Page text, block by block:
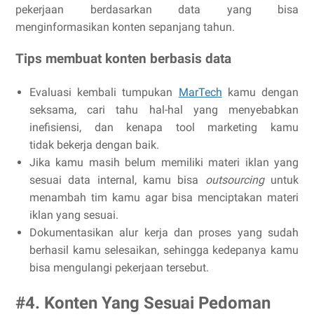
pekerjaan berdasarkan data yang bisa
menginformasikan konten sepanjang tahun.
Tips membuat konten berbasis data
Evaluasi kembali tumpukan MarTech kamu dengan
seksama, cari tahu hal-hal yang menyebabkan
inefisiensi, dan kenapa tool marketing kamu
tidak bekerja dengan baik.
Jika kamu masih belum memiliki materi iklan yang
sesuai data internal, kamu bisa outsourcing untuk
menambah tim kamu agar bisa menciptakan materi
iklan yang sesuai.
Dokumentasikan alur kerja dan proses yang sudah
berhasil kamu selesaikan, sehingga kedepanya kamu
bisa mengulangi pekerjaan tersebut.
#4. Konten Yang Sesuai Pedoman